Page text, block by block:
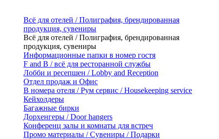
Всё для отелей / Полиграфия, брендированная
продукция, сувениры
Всё для отелей / Полиграфия, брендированная
продукция, сувениры
Информационные папки в номер гостя
F and B / всё для ресторанной службы
Лобби и ресепшен / Lobby and Reception
Отдел продаж и Офис
В номера отеля / Рум сервис / Housekeeping service
Кейхолдеры
Багажные бирки
Дорхенгеры / Door hangers
Конференц залы и комнаты для встреч
Промо материалы / Сувениры / Подарки